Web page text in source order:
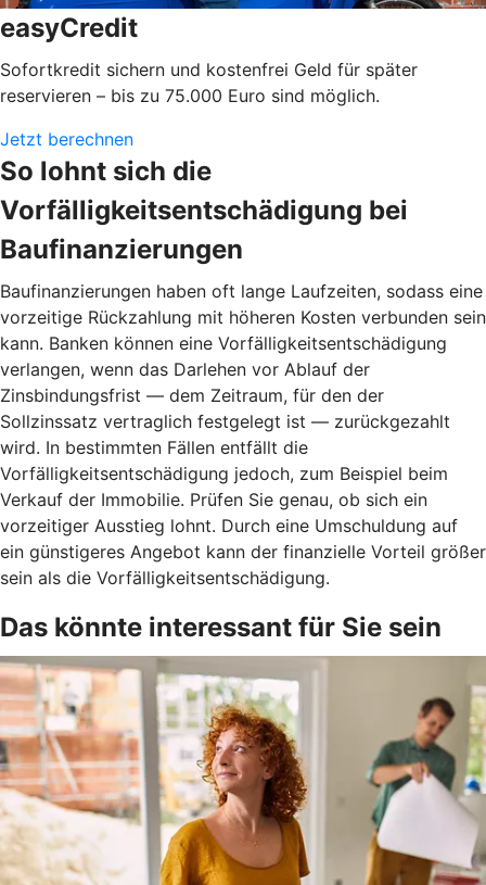
easyCredit
Sofortkredit sichern und kostenfrei Geld für später
reservieren – bis zu 75.000 Euro sind möglich.
Jetzt berechnen
So lohnt sich die
Vorfälligkeitsentschädigung bei
Baufinanzierungen
Baufinanzierungen haben oft lange Laufzeiten, sodass eine
vorzeitige Rückzahlung mit höheren Kosten verbunden sein
kann. Banken können eine Vorfälligkeitsentschädigung
verlangen, wenn das Darlehen vor Ablauf der
Zinsbindungsfrist — dem Zeitraum, für den der
Sollzinssatz vertraglich festgelegt ist — zurückgezahlt
wird. In bestimmten Fällen entfällt die
Vorfälligkeitsentschädigung jedoch, zum Beispiel beim
Verkauf der Immobilie. Prüfen Sie genau, ob sich ein
vorzeitiger Ausstieg lohnt. Durch eine Umschuldung auf
ein günstigeres Angebot kann der finanzielle Vorteil größer
sein als die Vorfälligkeitsentschädigung.
Das könnte interessant für Sie sein